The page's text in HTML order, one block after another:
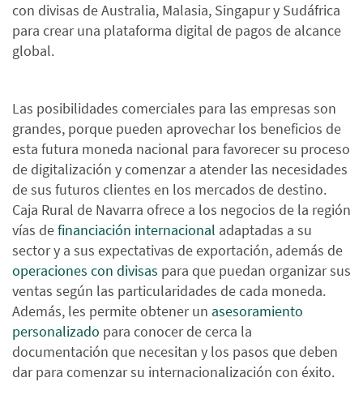
con divisas de Australia, Malasia, Singapur y Sudáfrica
para crear una plataforma digital de pagos de alcance
global.
Las posibilidades comerciales para las empresas son
grandes, porque pueden aprovechar los beneficios de
esta futura moneda nacional para favorecer su proceso
de digitalización y comenzar a atender las necesidades
de sus futuros clientes en los mercados de destino.
Caja Rural de Navarra ofrece a los negocios de la región
vías definanciación internacional adaptadas a su
sector y a sus expectativas de exportación, además de
operaciones con divisas para que puedan organizar sus
ventas según las particularidades de cada moneda.
Además, les permite obtener un asesoramiento
personalizado para conocer de cerca la
documentación que necesitan y los pasos que deben
dar para comenzar su internacionalización con éxito.